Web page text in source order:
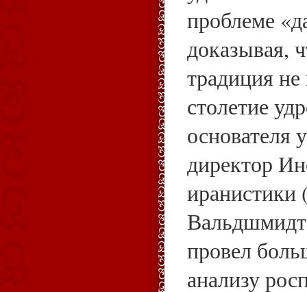
проблеме
доказывая,
традиция
столетие
директор
провел
анализу